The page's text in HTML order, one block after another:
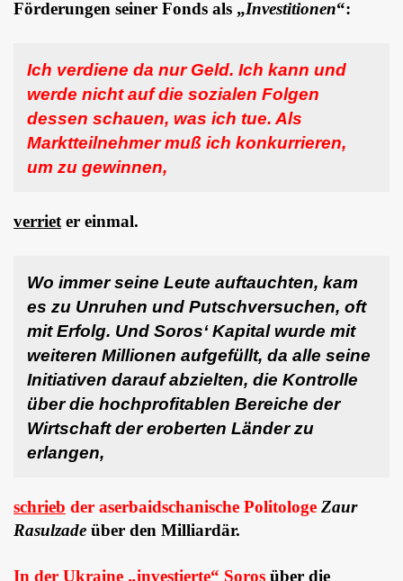
Förderungen seiner Fonds als „Investitionen“:
Ich verdiene da nur Geld. Ich kann und
werde nicht auf die sozialen Folgen
dessen schauen, was ich tue. Als
Marktteilnehmer muß ich konkurrieren,
um zu gewinnen,
verriet er einmal.
Wo immer seine Leute auftauchten, kam
es zu Unruhen und Putschversuchen, oft
mit Erfolg. Und Soros‘ Kapital wurde mit
weiteren Millionen aufgefüllt, da alle seine
Initiativen darauf abzielten, die Kontrolle
über die hochprofitablen Bereiche der
Wirtschaft der eroberten Länder zu
erlangen,
schrieb der aserbaidschanische Politologe Zaur
Rasulzade über den Milliardär.
In der Ukraine „investierte“ Soros über die